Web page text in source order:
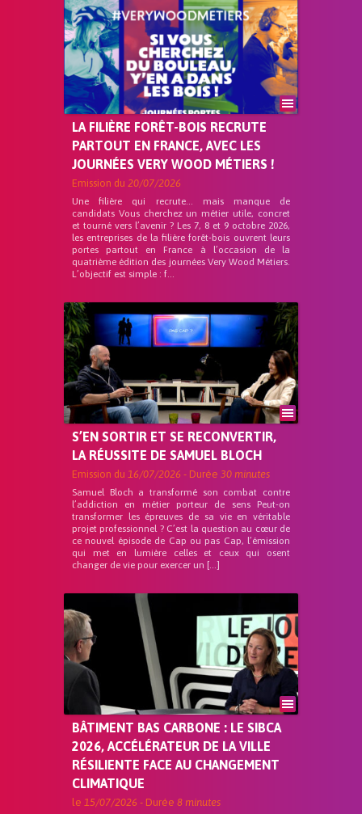
LA FILIÈRE FORÊT-BOIS RECRUTE
PARTOUT EN FRANCE, AVEC LES
JOURNÉES VERY WOOD MÉTIERS !
Emission du 20/07/2026
Une filière qui recrute… mais manque de
candidats Vous cherchez un métier utile, concret
et tourné vers l’avenir ? Les 7, 8 et 9 octobre 2026,
les entreprises de la filière forêt-bois ouvrent leurs
portes partout en France à l’occasion de la
quatrième édition des journées Very Wood Métiers.
L’objectif est simple : f...
S’EN SORTIR ET SE RECONVERTIR,
LA RÉUSSITE DE SAMUEL BLOCH
Emission du 16/07/2026 - Durée 30 minutes
Samuel Bloch a transformé son combat contre
l’addiction en métier porteur de sens Peut-on
transformer les épreuves de sa vie en véritable
projet professionnel ? C’est la question au cœur de
ce nouvel épisode de Cap ou pas Cap, l’émission
qui met en lumière celles et ceux qui osent
changer de vie pour exercer un […]
BÂTIMENT BAS CARBONE : LE SIBCA
2026, ACCÉLÉRATEUR DE LA VILLE
RÉSILIENTE FACE AU CHANGEMENT
CLIMATIQUE
le 15/07/2026 - Durée 8 minutes